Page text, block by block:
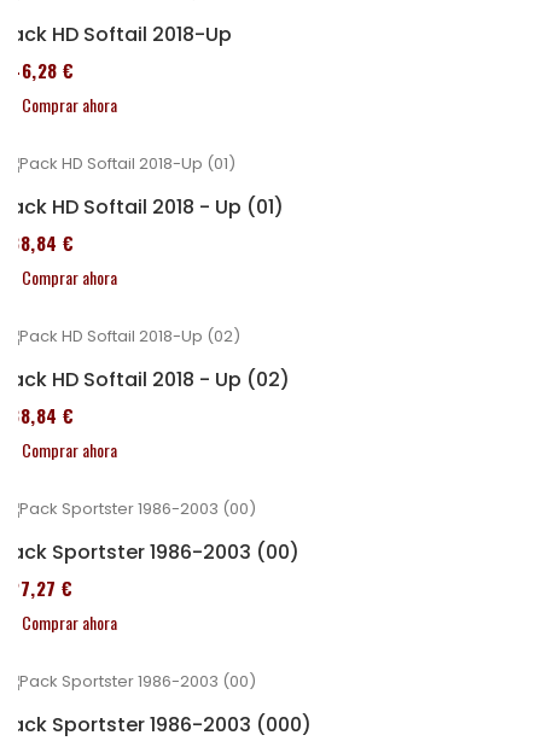
Pack HD Softail 2018-Up
246,28 €
Comprar ahora
Pack HD Softail 2018 - Up (01)
338,84 €
Comprar ahora
Pack HD Softail 2018 - Up (02)
338,84 €
Comprar ahora
Pack Sportster 1986-2003 (00)
227,27 €
Comprar ahora
Pack Sportster 1986-2003 (000)